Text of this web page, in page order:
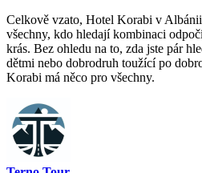
Celkově vzato, Hotel​ Korabi⁢ v
všechny, kdo hledají kombinaci
‌krás. Bez ohledu na to, zda jste pár
dětmi nebo dobrodruh toužící po
Korabi má něco pro všechny.